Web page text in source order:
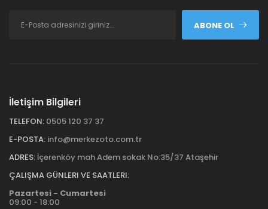
ABONE OL
İletişim Bilgileri
TELEFON: 0505 120 37 37
E-POSTA: info@merkezoto.com.tr
ADRES: İçerenköy mah Adem sokak No:35/37 Ataşehir
ÇALIŞMA GÜNLERI VE SAATLERI:
Pazartesi - Cumartesi
09:00 - 18:00